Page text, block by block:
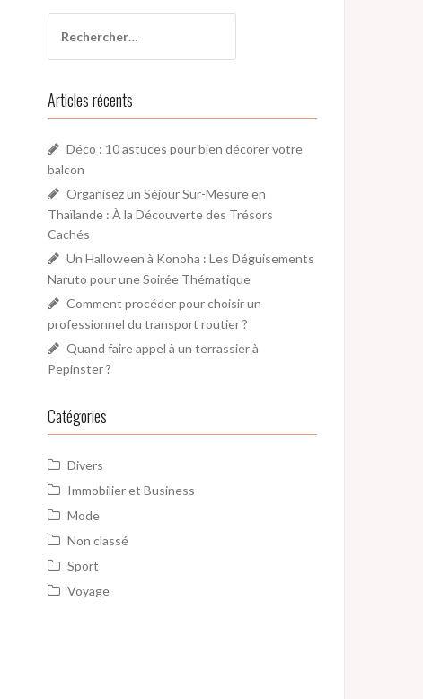
c
e
r
r
:
Articles récents
Déco : 10 astuces pour bien décorer votre
balcon
Organisez un Séjour Sur-Mesure en
Thaïlande : À la Découverte des Trésors
Cachés
Un Halloween à Konoha : Les Déguisements
Naruto pour une Soirée Thématique
Comment procéder pour choisir un
professionnel du transport routier ?
Quand faire appel à un terrassier à
Pepinster ?
Catégories
Divers
Immobilier et Business
Mode
Non classé
Sport
Voyage